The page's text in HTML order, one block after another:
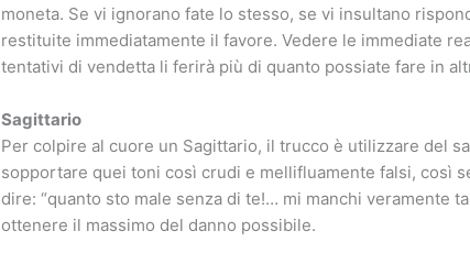
moneta. Se vi ignorano fate lo stesso, se vi insultano
restituite immediatamente il favore. Vedere le immediate
tentativi di vendetta li ferirà più di quanto possiate fare in
Sagittario
Per colpire al cuore un Sagittario, il trucco è utilizzare del
sopportare quei toni così crudi e mellifluamente falsi, così
dire: “quanto sto male senza di te!… mi manchi veramente
ottenere il massimo del danno possibile.